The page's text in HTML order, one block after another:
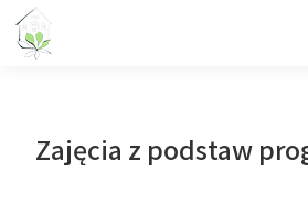
treści
Zajęcia z podstaw